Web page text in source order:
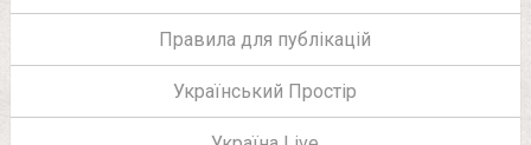
Правила для публікацій
Український Простір